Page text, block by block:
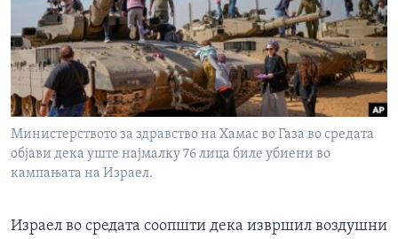
ИНТЕРВЈУА
Јазици
Министерството за здравство на Хамас во Газа во средата
објави дека уште најмалку 76 лица биле убиени во
кампањата на Израел.
Израел во средата соопшти дека извршил воздушни